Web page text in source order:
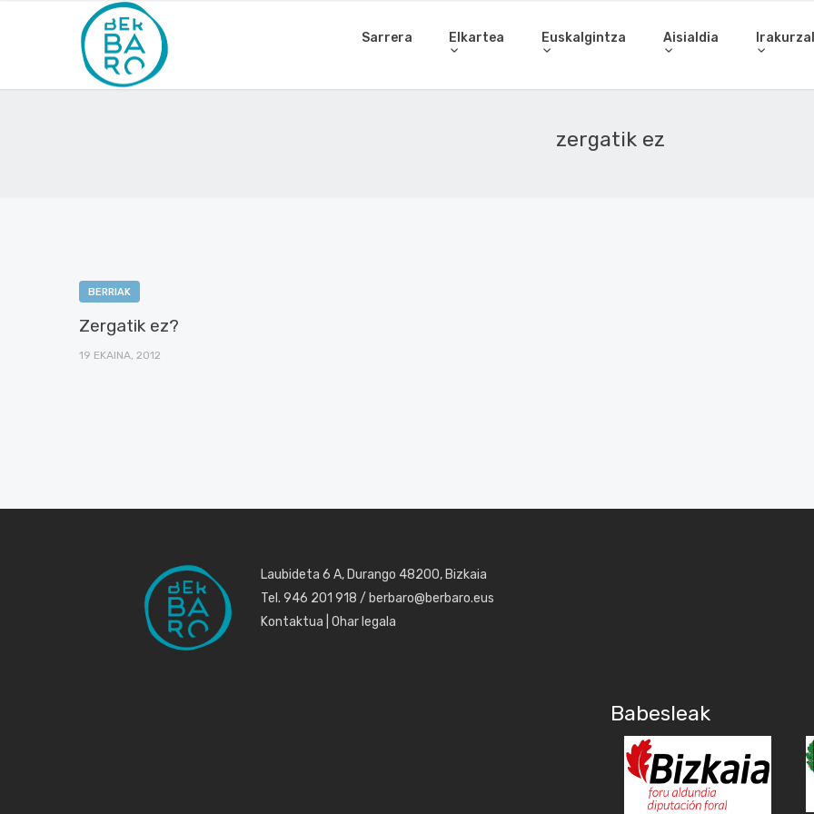
Sarrera Elkartea Euskalgintza Aisialdia
zergatik ez
BERRIAK
Zergatik ez?
19 EKAINA, 2012
Laubideta 6 A, Durango 48200, Bizkaia
Tel. 946 201 918 / berbaro@berbaro.eus
Kontaktua Ohar legala
Babesleak